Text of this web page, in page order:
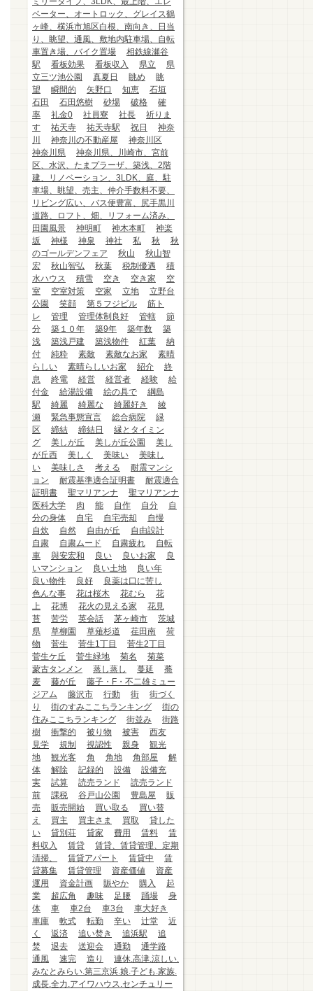
ベーター、オートロック、グレイス鶴
ヶ峰、横浜市旭区白根、南向き、日当
り、眺望、通風、敷地内駐車場、自転
車置き場、バイク置場
相鉄線瀬谷
駅
看板効果 看板収入 県立
県
立三ツ池公園
真夏日 眺め
眺
望
瞬間的 矢野口 知恵
石垣
石田
石田悠樹 砂場 破格
確
率
礼金0 社員寮 社長
祈りま
す
祐天寺 祐天寺駅 祝日
神奈
川
神奈川の不動産屋
神奈川区
神奈川県
神奈川県、川崎市、宮前
区、水沢、たまプラーザ、築浅、2階
建、リノベーション、3LDK、庭、駐
車場、眺望、売主、仲介手数料不要、
リビング広い、バス便豊富、尻手黒川
道路、ロフト、畑、リフォーム済み、
田園風景
神明町 神木本町
神楽
坂
神様 神泉 神社 私 秋
秋
のゴールデンフェア
秋山
秋山智
宏
秋山智弘 秋葉 税制優遇
積
水ハウス
積雪 空き 空き家
空
室
空室対策 空家 立地
立野台
公園
笑顔 第５フジビル
筋ト
レ
管理 管理体制良好 管轄
節
分
築１０年 築9年 築年数
築
浅
築浅戸建 築浅物件 紅葉
納
付
純粋 素敵 素敵なお家
素晴
らしい
素晴らしいお家 紹介
終
息
終電 経営 経営者 経験
給
付金
給湯設備 絵の具で
綱島
駅
綺麗 綺麗な 綺麗好き
綾
瀬
緊急事態宣言 総合病院
緑
区
締結 締結日
縁とタイミン
グ
美しが丘 美しが丘公園
美し
が丘西
美しく 美味い
美味し
い
美味しさ 考える
耐震マンシ
ョン
耐震基準適合証明書
耐震適合
証明書
聖マリアンナ
聖マリアンナ
医科大学
肉 能 自作 自分
自
分の身体
自宅 自宅売却
自慢
自炊
自然 自由が丘
自由設計
自粛
自粛ムード 自粛疲れ
自転
車
與安宏和 良い 良いお家
良
いマンション
良い土地
良い年
良い物件
良好
良薬は口に苦し
色んな事
花は桜木 花むら
花
上
花博 花火の見える家
花見
苔
苦労 英会話 茅ヶ崎市
茨城
県
草柳園 草薙杉道 荏田南
荷
物
菅生 菅生1丁目
菅生2丁目
菅生ケ丘
菅生緑地 菊名
菊菜
蒙古タンメン
蒸し蒸し 蔓延
蕎
麦
藤が丘
藤子・F・不二雄ミュー
ジアム
藤沢市 行動 街
街づく
り
街のすみここちランキング
街の
住みここちランキング
街並み
街路
樹
衝撃的 被り物 被害
西友
見学
規制 視認性 親身
観光
地
観光客 角 角地 角部屋
解
体
解除 記録的 設備
設備充
実
試算 読売ランド
読売ランド
前
課税 谷戸山公園 豊島屋
販
売
販売開始 買い取る
買い替
え
買主 買主さま 買取
貸した
い
貸別荘 貸家 費用 賃料
賃
料収入
賃貸
賃貸、賃貸管理、定期
清掃、
賃貸アパート 賃貸中
賃
貸募集
賃貸管理 資産価値
資産
運用
資金計画 賑やか 購入
起
業
超広角 趣味 足腰 踊場
身
体
車 車2台 車3台
車大好き
車庫
軟式 転勤 辛い 辻堂
近
く
返済 追い焚き 追浜駅
追
焚
退去 送迎会 通勤
通学路
通風
速完 造り
連休.高津.涼しい.
みなとみらい.第三京浜.娘.子ども.家族.
成長.全力.アイワハウス.センチュリー